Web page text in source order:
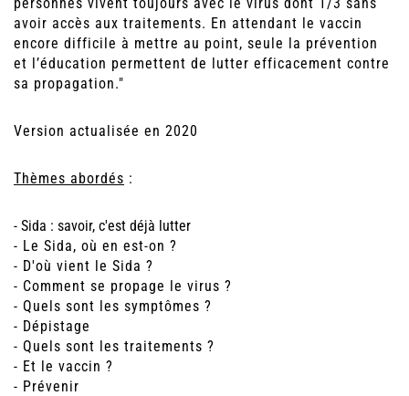
avoir accès aux traitements. En attendant le vaccin
encore difficile à mettre au point, seule la prévention
et l’éducation permettent de lutter efficacement contre
sa propagation."
Version actualisée en 2020
Thèmes abordés :
- Sida : savoir, c'est déjà lutter
- Le Sida, où en est-on ?
- D'où vient le Sida ?
- Comment se propage le virus ?
- Quels sont les symptômes ?
- Dépistage
- Quels sont les traitements ?
- Et le vaccin ?
- Prévenir